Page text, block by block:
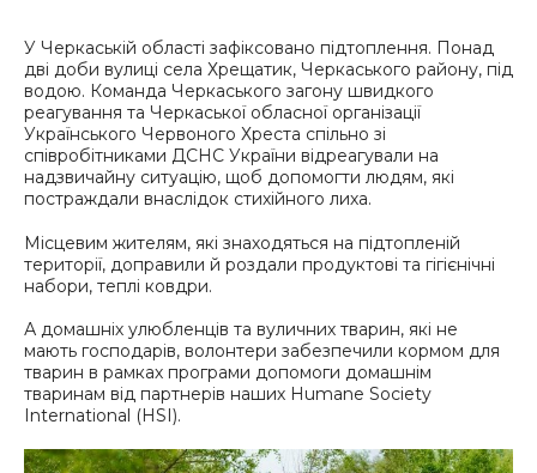
У Черкаській області зафіксовано підтоплення. Понад
дві доби вулиці села Хрещатик, Черкаського району, під
водою. Команда Черкаського загону швидкого
реагування та Черкаської обласної організації
Українського Червоного Хреста спільно зі
співробітниками ДСНС України відреагували на
надзвичайну ситуацію, щоб допомогти людям, які
постраждали внаслідок стихійного лиха.
Місцевим жителям, які знаходяться на підтопленій
території, доправили й роздали продуктові та гігієнічні
набори, теплі ковдри.
А домашніх улюбленців та вуличних тварин, які не
мають господарів, волонтери забезпечили кормом для
тварин в рамках програми допомоги домашнім
тваринам від партнерів наших Humane Society
International (HSI).